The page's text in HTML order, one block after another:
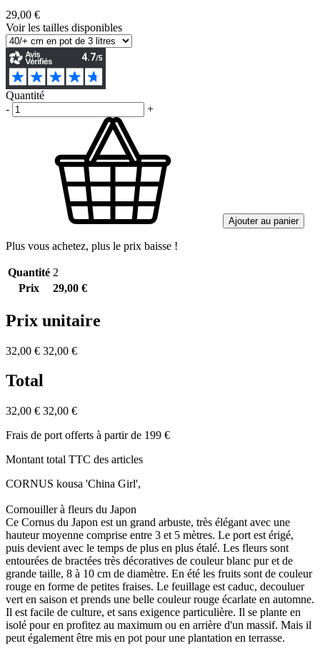
29,00 €
Voir les tailles disponibles
Quantité
-
+
Ajouter au panier
Plus vous achetez, plus le prix baisse !
Quantité 2
Prix
29,00 €
Prix unitaire
32,00 € 32,00 €
Total
32,00 € 32,00 €
Frais de port offerts à partir de 199 €
Montant total TTC des articles
CORNUS kousa 'China Girl',
Cornouiller à fleurs du Japon
Ce Cornus du Japon est un grand arbuste, très élégant avec une
hauteur moyenne comprise entre 3 et 5 mètres. Le port est érigé,
puis devient avec le temps de plus en plus étalé. Les fleurs sont
entourées de bractées très décoratives de couleur blanc pur et de
grande taille, 8 à 10 cm de diamètre. En été les fruits sont de couleur
rouge en forme de petites fraises. Le feuillage est caduc, decouluer
vert en saison et prends une belle couleur rouge écarlate en automne.
Il est facile de culture, et sans exigence particulière. Il se plante en
isolé pour en profitez au maximum ou en arrière d'un massif. Mais il
peut également être mis en pot pour une plantation en terrasse.